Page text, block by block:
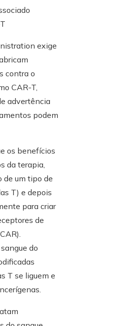
exige
contra o
CAR-T,
advertência
podem
os benefícios
da terapia,
de um tipo de
T) e depois
para criar
de
do
T se liguem e